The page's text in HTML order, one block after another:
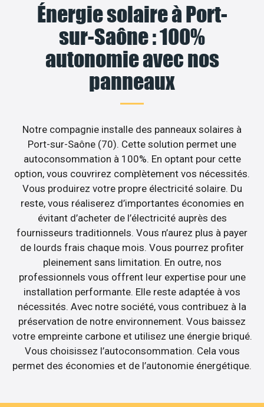
Énergie solaire à Port-
sur-Saône : 100%
autonomie avec nos
panneaux
Notre compagnie installe des panneaux solaires à
Port-sur-Saône (70). Cette solution permet une
autoconsommation à 100%. En optant pour cette
option, vous couvrirez complètement vos nécessités.
Vous produirez votre propre électricité solaire. Du
reste, vous réaliserez d’importantes économies en
évitant d’acheter de l’électricité auprès des
fournisseurs traditionnels. Vous n’aurez plus à payer
de lourds frais chaque mois. Vous pourrez profiter
pleinement sans limitation. En outre, nos
professionnels vous offrent leur expertise pour une
installation performante. Elle reste adaptée à vos
nécessités. Avec notre société, vous contribuez à la
préservation de notre environnement. Vous baissez
votre empreinte carbone et utilisez une énergie briqué.
Vous choisissez l’autoconsommation. Cela vous
permet des économies et de l’autonomie énergétique.